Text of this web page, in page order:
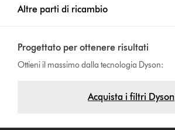
Altre parti di ricambio
Progettato per ottenere risultati
Ottieni il massimo dalla tecnologia Dyson:
Acquista i filtri Dyson